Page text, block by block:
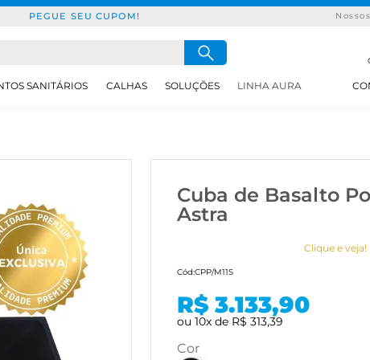
PEGUE SEU CUPOM!
SANITÁRIOS CALHAS SOLUÇÕES LINHA AURA
Cuba de Basalto
Astra
Clique e veja!
Cód:CPP/M11S
R$ 3.133,90
ou10x de R$ 313,39
cor